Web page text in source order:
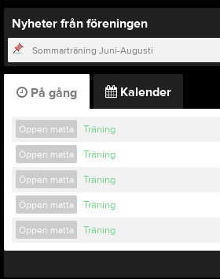
Nyheter från föreningen
Sommarträning Juni-Augusti
På gång Kalender
Öppen matta Träning
Öppen matta Träning
Öppen matta Träning
Öppen matta Träning
Öppen matta Träning